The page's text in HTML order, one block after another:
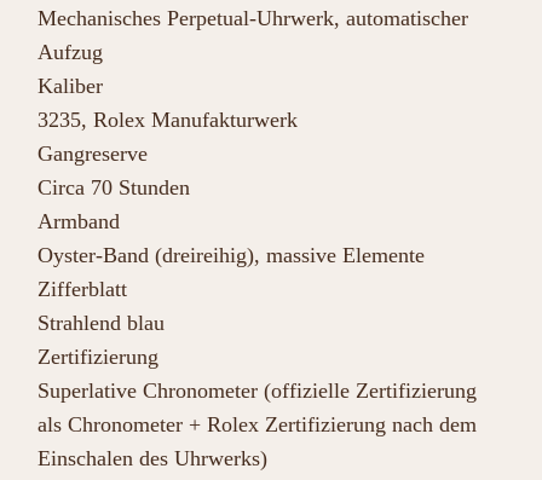
Mechanisches Perpetual-Uhrwerk, automatischer
Aufzug
Kaliber
3235, Rolex Manufakturwerk
Gangreserve
Circa 70 Stunden
Armband
Oyster-Band (dreireihig), massive Elemente
Zifferblatt
Strahlend blau
Zertifizierung
Superlative Chronometer (offizielle Zertifizierung
als Chronometer + Rolex Zertifizierung nach dem
Einschalen des Uhrwerks)